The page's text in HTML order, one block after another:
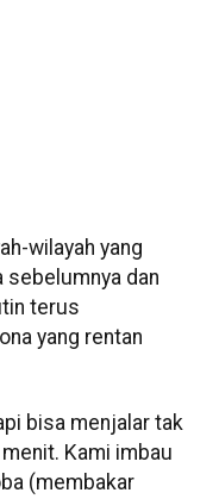
wilayah yang
sebelumnya dan
terus
yang rentan
bisa menjalar tak
Kami imbau
(membakar